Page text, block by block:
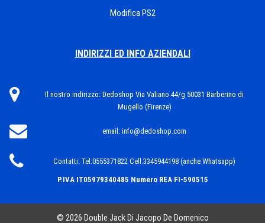
Modifica PS2
INDIRIZZI ED INFO AZIENDALI
Il nostro indirizzo: Dedoshop Via Valiano 44/g 50031 Barberino di
Mugello (Firenze)
email: info@dedoshop.com
Contatti: Tel.0555371822 Cell.3345944198 (anche Whatsapp)
P.IVA IT05979340485 Numero REA FI-590515
© 2026 Double Jack Di Jacopo De Domenico